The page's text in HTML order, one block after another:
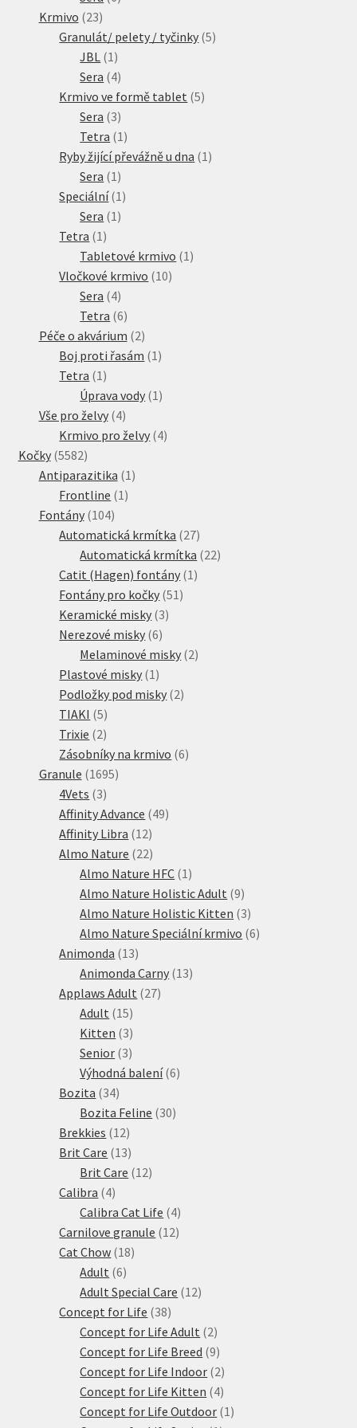
N&D Farmina pro psy — Italské holistic krmivo
Oblečky pro psy
Pamlsky pro psy
Pelíšky pro psy
Ortopedické pelíšky
Přepravky pro psy
Purizon pro psy — Vysoký obsah masa, bez obilovin
Royal Canin pro psy
Veterinární dieta pro psy
Vodítka a obojky
Wolf of Wilderness
Krmivo 2323
produktů
Granulát/ pelety / tyčinky 55
JBL 1 1
produkt
Sera 44
produkty
Krmivo ve formě tablet 55
Sera 33
produkty
Tetra 1 1
produkt
Ryby žijící převážně u dna 1 1
Sera 1 1
produkt
Speciální 1 1
Sera 1 1
Tetra 1 1
produkt
Tabletové krmivo 1 1
Vločkové krmivo 1010
Sera 44
produkty
Tetra 66
produktů
Péče o akvárium 22
produkty
Boj proti řasám 1 1
Tetra 1 1
produkt
Úprava vody 1 1
Vše pro želvy 44
produkty
Krmivo pro želvy 44
Kočky 55825582
produktů
Antiparazitika 1 1
Frontline 1 1
Fontány 104104
produktů
Automatická krmítka 2727
produktů
Automatická krmítka 2222
Catit (Hagen) fontány 1 1
Fontány pro kočky 51 51
Keramické misky 33
Nerezové misky 66
produktů
Melaminové misky 22
Plastové misky 1 1
produkt
Podložky pod misky 22
TIAKI 55
produktů
Trixie 22
produkty
Zásobníky na krmivo 66
Granule 16951695
4Vets 33
produkty
Affinity Advance 4949
Affinity Libra 1212
produktů
Almo Nature 2222
produktů
Almo Nature HFC 1 1
produkt
Almo Nature Holistic Adult 99
produktů
Almo Nature Holistic Kitten 33
produkty
Almo Nature Speciální krmivo 66
Animonda 1313
produktů
Animonda Carny 1313
Applaws Adult 2727
Adult 1515
produktů
Kitten 33
produkty
Senior 33
produkty
Výhodná balení 66
Bozita 3434
produktů
Bozita Feline 3030
Brekkies 1212
produktů
Brit Care 1313
produktů
Brit Care 1212
Calibra 44
produkty
Calibra Cat Life 44
produkty
Carnilove granule 1212
Cat Chow 1818
Adult 66
produktů
Adult Special Care 1212
Concept for Life 3838
produktů
Concept for Life Adult 22
produkty
Concept for Life Breed 99
produktů
Concept for Life Indoor 22
produkty
Concept for Life Kitten 44
produkty
Concept for Life Outdoor 1 1